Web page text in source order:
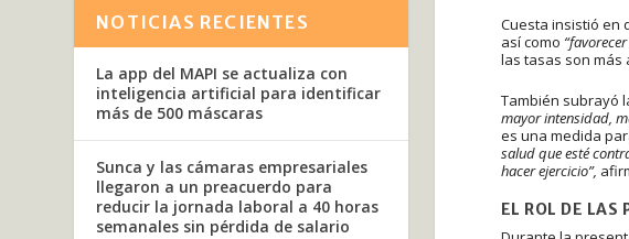
Cuesta insistió en
así como
las tasas son más
También subrayó
mayor intensidad,
es una medida
salud que esté
hacer ejercicio”,
EL ROL DE LAS
NOTICIAS RECIENTES
La app del MAPI se actualiza con
inteligencia artificial para identificar
más de 500 máscaras
Sunca y las cámaras empresariales
llegaron a un preacuerdo para
reducir la jornada laboral a 40 horas
semanales sin pérdida de salario